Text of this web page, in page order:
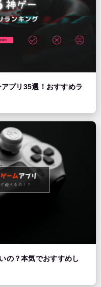
プリ35選！おすすめラ
の？本気でおすすめし